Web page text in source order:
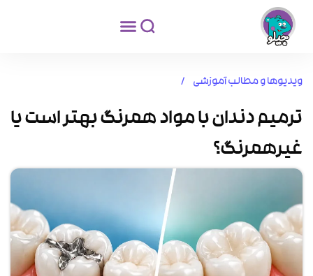
ویدیوها و مطالب آموزشی /
ترمیم دندان با مواد همرنگ بهتر است یا
غیرهمرنگ؟